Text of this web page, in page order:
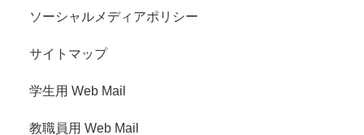
ソーシャルメディアポリシー
サイトマップ
学生用 Web Mail
教職員用 Web Mail